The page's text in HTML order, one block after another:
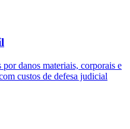
danos materiais, corporais e
custos de defesa judicial